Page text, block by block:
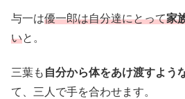
与一は優一郎は自分達にとって家
いと。
三葉も 自分から体をあけ渡すよう
て、三人で手を合わせます。